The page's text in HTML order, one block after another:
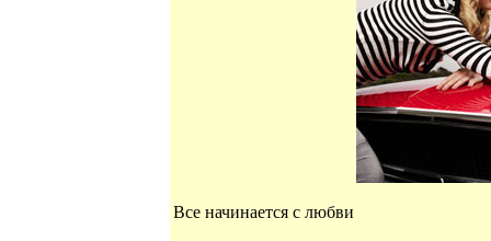
Все начинается с любви